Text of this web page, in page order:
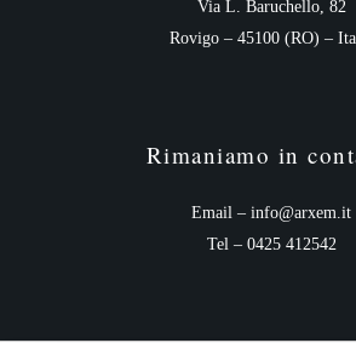
Via L. Baruchello, 82
Rovigo – 45100 (RO) –
Rimaniamo in
Email – info@arxem.it
Tel – 0425 412542